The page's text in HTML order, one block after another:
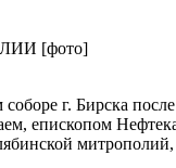
[фото]
г. Бирска
епископом